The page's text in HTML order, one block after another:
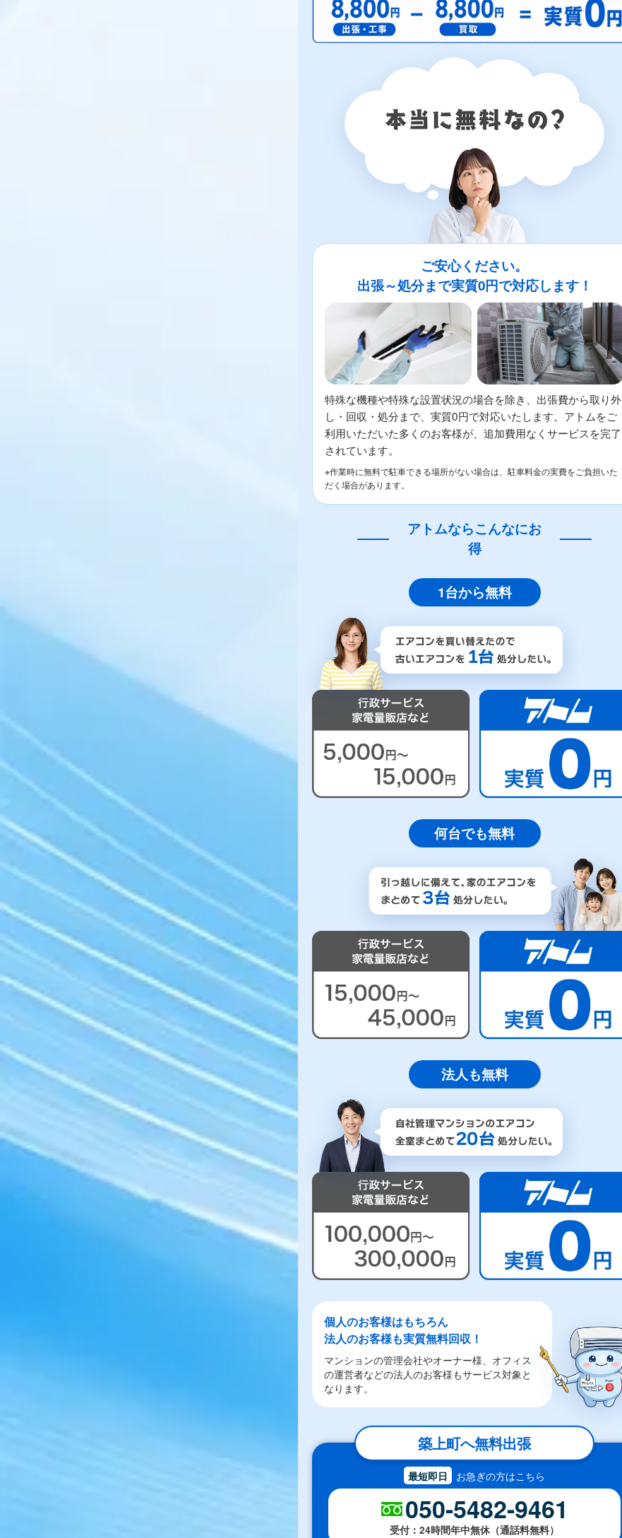
ご安心ください。
出張～処分まで実質0円で対応します！
特殊な機種や特殊な設置状況の場合を除き、出張費から取り外
し・回収・処分まで、実質0円で対応いたします。アトムをご
利用いただいた多くのお客様が、追加費用なくサービスを完了
されています。
※作業時に無料で駐車できる場所がない場合は、駐車料金の実費をご負担いた
だく場合があります。
アトムならこんなにお
得
1台から無料
何台でも無料
法人も無料
個人のお客様はもちろん
法人のお客様も実質無料回収！
マンションの管理会社やオーナー様、オフィス
の運営者などの法人のお客様もサービス対象と
なります。
築上町へ無料出張
最短即日 お急ぎの方はこちら
050-5482-9461
受付：24時間年中無休（通話料無料）